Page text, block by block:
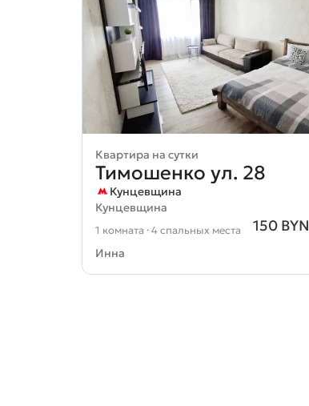
Квартира на сутки
Тимошенко ул. 28
Кунцевщина
Кунцевщина
150 BYN
1 комната · 4 спальных места
Инна